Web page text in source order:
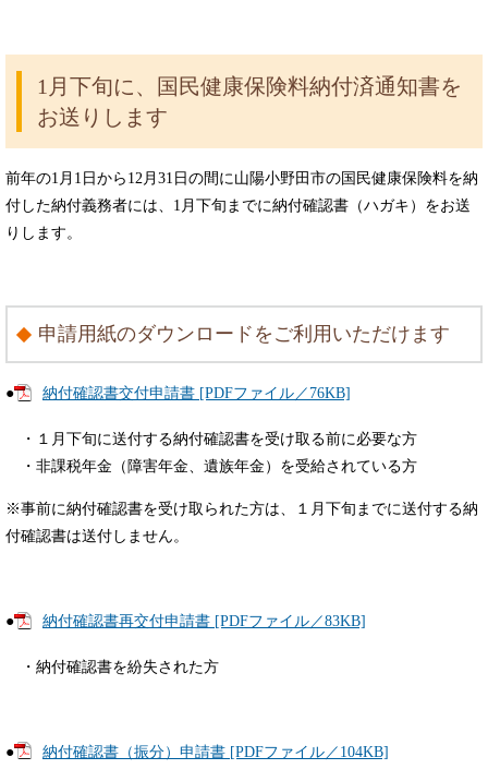
1月下旬に、国民健康保険料納付済通知書を
お送りします
前年の1月1日から12月31日の間に山陽小野田市の国民健康保険料を納
付した納付義務者には、1月下旬までに納付確認書（ハガキ）をお送
りします。
申請用紙のダウンロードをご利用いただけます
● 納付確認書交付申請書 [PDFファイル／76KB]
・１月下旬に送付する納付確認書を受け取る前に必要な方
・非課税年金（障害年金、遺族年金）を受給されている方
※事前に納付確認書を受け取られた方は、１月下旬までに送付する納
付確認書は送付しません。
● 納付確認書再交付申請書 [PDFファイル／83KB]
・納付確認書を紛失された方
● 納付確認書（振分）申請書 [PDFファイル／104KB]